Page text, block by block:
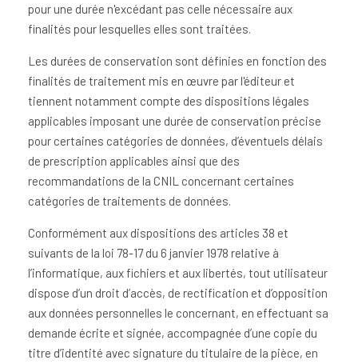
pour une durée n'excédant pas celle nécessaire aux
finalités pour lesquelles elles sont traitées.
Les durées de conservation sont définies en fonction des
finalités de traitement mis en œuvre par l'éditeur et
tiennent notamment compte des dispositions légales
applicables imposant une durée de conservation précise
pour certaines catégories de données, d’éventuels délais
de prescription applicables ainsi que des
recommandations de la CNIL concernant certaines
catégories de traitements de données.
Conformément aux dispositions des articles 38 et
suivants de la loi 78-17 du 6 janvier 1978 relative à
l’informatique, aux fichiers et aux libertés, tout utilisateur
dispose d’un droit d’accès, de rectification et d’opposition
aux données personnelles le concernant, en effectuant sa
demande écrite et signée, accompagnée d’une copie du
titre d’identité avec signature du titulaire de la pièce, en